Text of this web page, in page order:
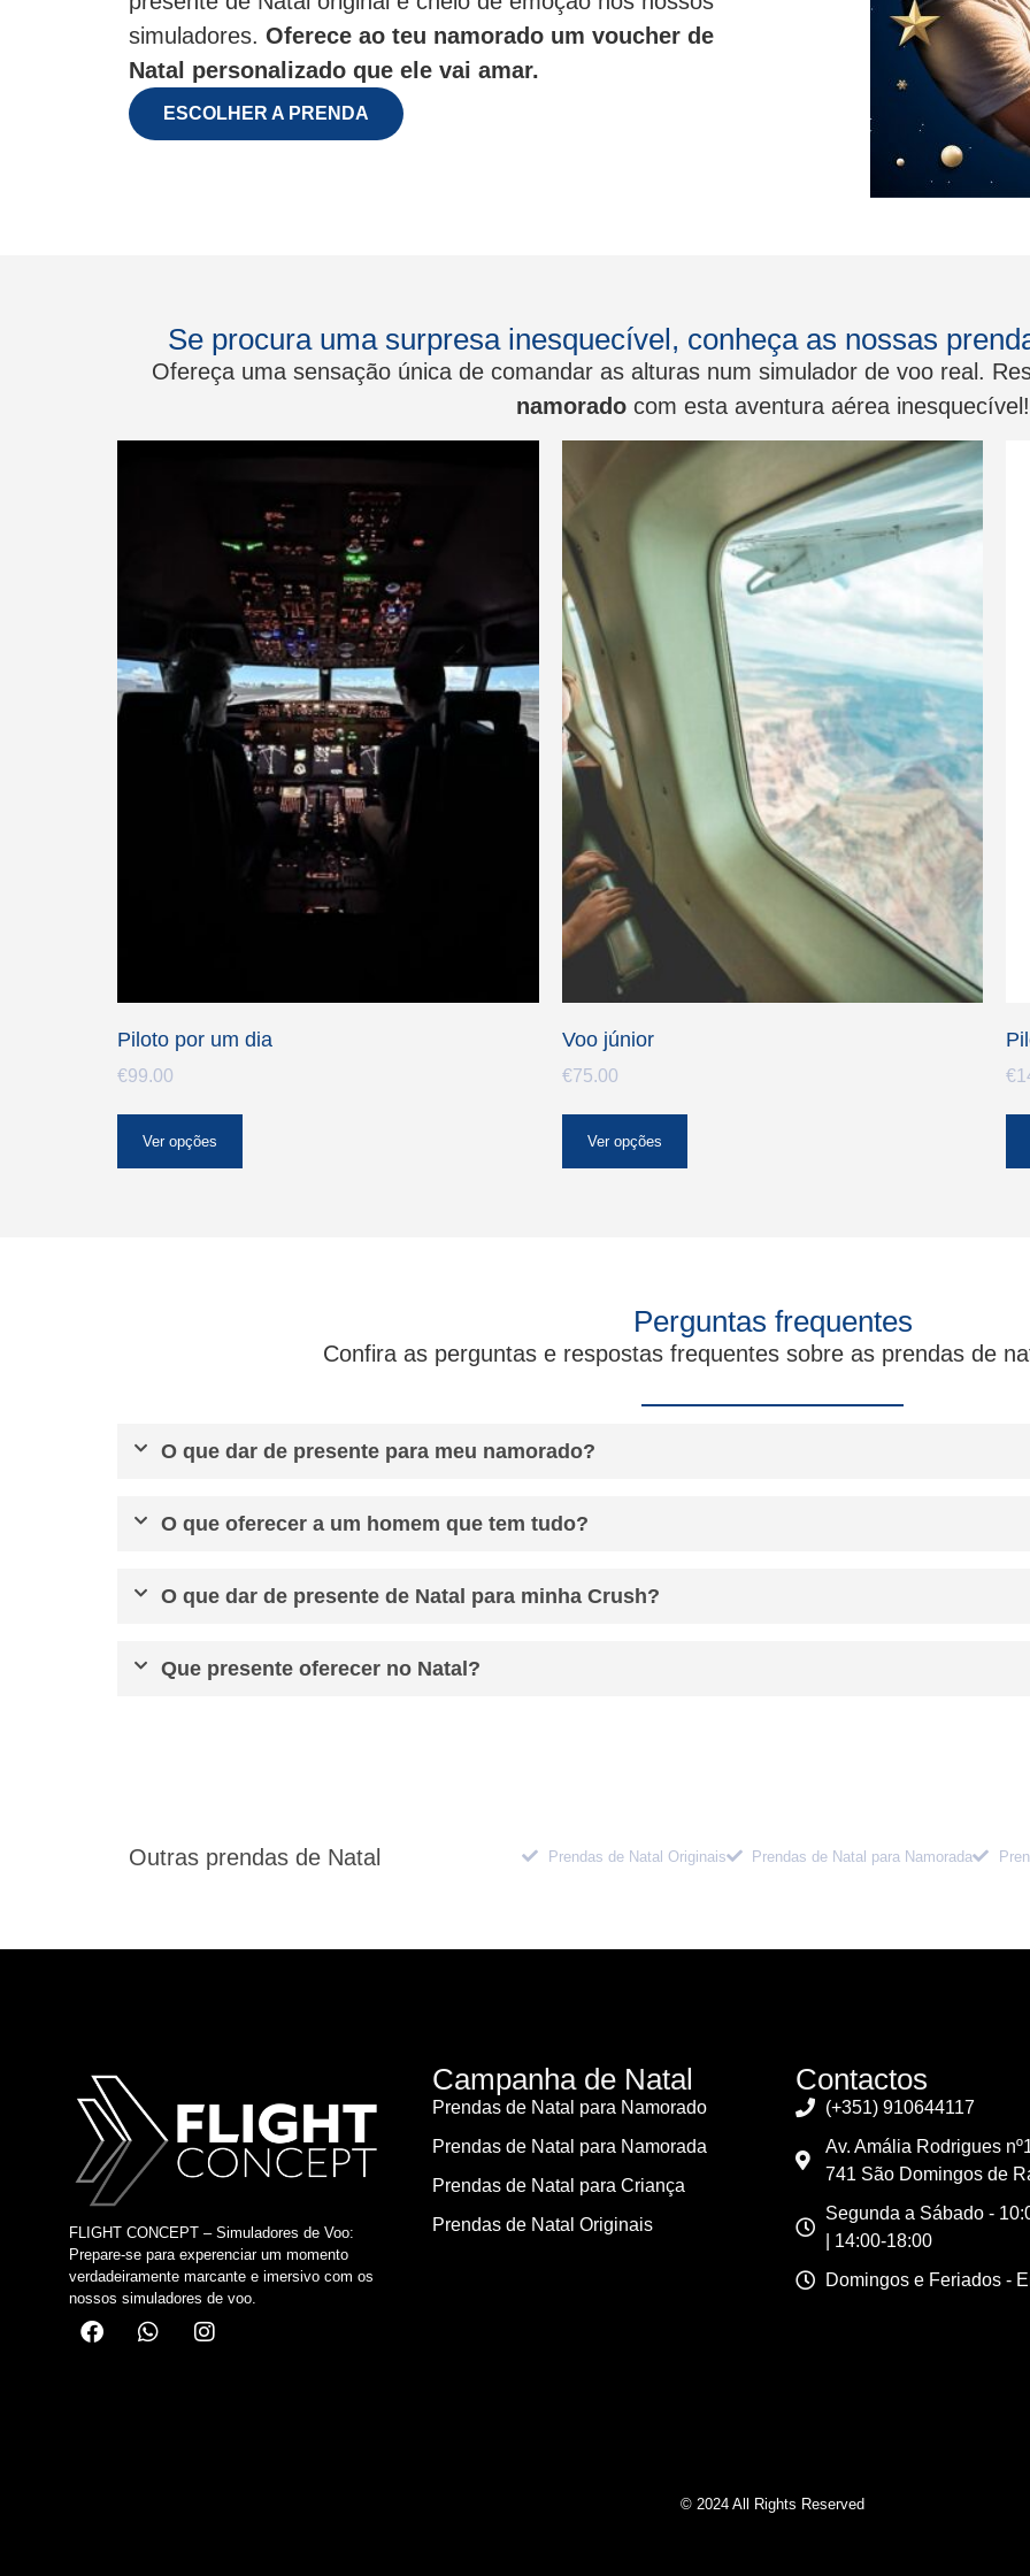
simuladores. Oferece ao teu namorado um voucher de
Natal personalizado que ele vai amar.
ESCOLHER A PRENDA
Se procura uma surpresa inesquecível, conheça as nossas
Ofereça uma sensação única de comandar as alturas num simulador de voo real.
namorado com esta aventura aérea inesquecível!
Piloto por um dia
€99.00
Ver opções
Voo júnior
€75.00
Ver opções
€
Perguntas frequentes
Confira as perguntas e respostas frequentes sobre as prendas de
O que dar de presente para meu namorado?
O que oferecer a um homem que tem tudo?
O que dar de presente de Natal para minha Crush?
Que presente oferecer no Natal?
Outras prendas de Natal Prendas de Natal Originais Prendas de Natal para Namorada
FLIGHT CONCEPT – Simuladores de Voo:
Prepare-se para experenciar um momento
verdadeiramente marcante e imersivo com os
nossos simuladores de voo.
Campanha de Natal
Prendas de Natal para Namorado
Prendas de Natal para Namorada
Prendas de Natal para Criança
Prendas de Natal Originais
Contactos
(+351) 910644117
Av. Amália Rodrigues
741 São Domingos de
Segunda a Sábado -
| 14:00-18:00
Domingos e Feriados -
© 2024 All Rights Reserved